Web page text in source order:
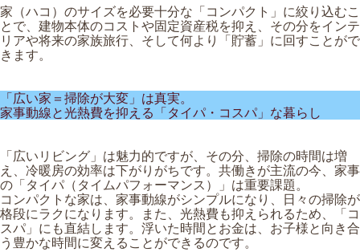
家（ハコ）のサイズを必要十分な「コンパクト」に絞り込むこ
とで、建物本体のコストや固定資産税を抑え、その分をインテ
リアや将来の家族旅行、そして何より「貯蓄」に回すことがで
きます。
「広い家＝掃除が大変」は真実。
家事動線と光熱費を抑える「タイパ・コスパ」な暮らし
「広いリビング」は魅力的ですが、その分、掃除の時間は増
え、冷暖房の効率は下がりがちです。共働きが主流の今、家事
の「タイパ（タイムパフォーマンス）」は重要課題。
コンパクトな家は、家事動線がシンプルになり、日々の掃除が
格段にラクになります。また、光熱費も抑えられるため、「コ
スパ」にも直結します。浮いた時間とお金は、お子様と向き合
う豊かな時間に変えることができるのです。